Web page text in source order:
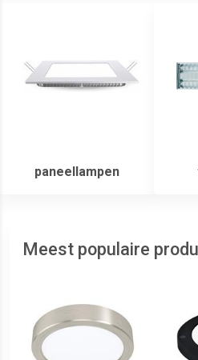
paneellampen
Meest populaire